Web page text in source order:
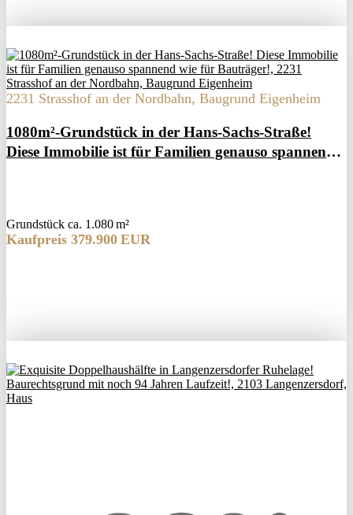
2231 Strasshof an der Nordbahn, Baugrund Eigenheim
1080m²-Grundstück in der Hans-Sachs-Straße!
Diese Immobilie ist für Familien genauso spannend
Grund­stück ca. 1.080 m²
Kaufpreis 379.900 EUR